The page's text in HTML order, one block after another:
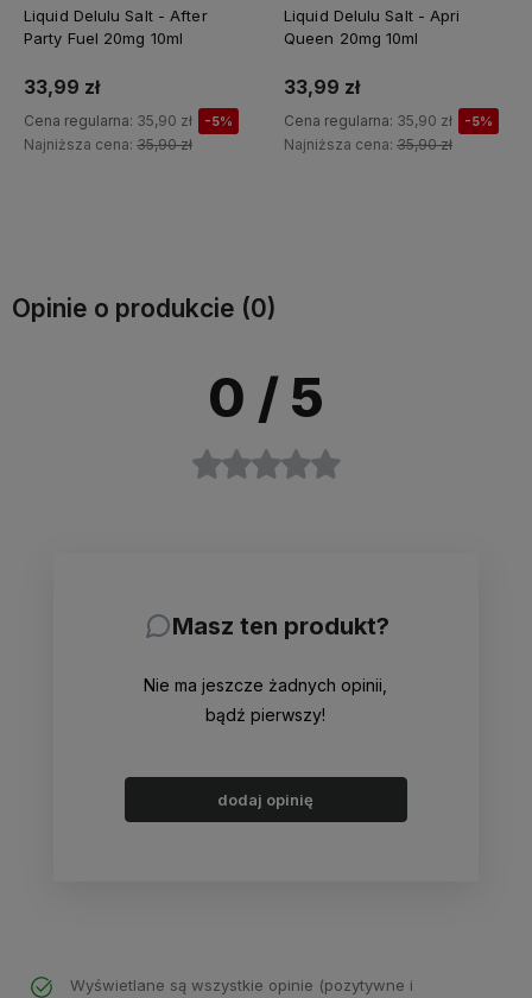
Liquid Delulu Salt - After
Party Fuel 20mg 10ml
33,99 zł
Cena regularna: 35,90 zł -5%
Najniższa cena: 35,90 zł
Liquid Delulu Salt - Apri
Queen 20mg 10ml
33,99 zł
Cena regularna: 35,90 zł -5%
Najniższa cena: 35,90 zł
Opinie o produkcie (0)
0 / 5
Masz ten produkt?
Nie ma jeszcze żadnych opinii,
bądź pierwszy!
dodaj opinię
Wyświetlane są wszystkie opinie (pozytywne i